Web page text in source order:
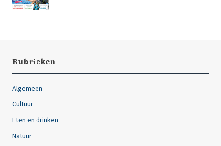
Rubrieken
Algemeen
Cultuur
Eten en drinken
Natuur